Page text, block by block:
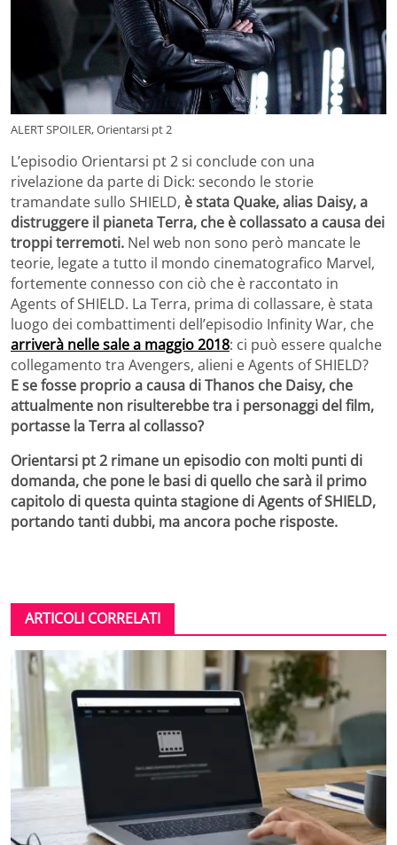
ALERT SPOILER, Orientarsi pt 2
L’episodio Orientarsi pt 2 si conclude con una
rivelazione da parte di Dick: secondo le storie
tramandate sullo SHIELD, è stata Quake, alias Daisy, a
distruggere il pianeta Terra, che è collassato a causa dei
troppi terremoti. Nel web non sono però mancate le
teorie, legate a tutto il mondo cinematografico Marvel,
fortemente connesso con ciò che è raccontato in
Agents of SHIELD. La Terra, prima di collassare, è stata
luogo dei combattimenti dell’episodio Infinity War, che
arriverà nelle sale a maggio 2018: ci può essere qualche
collegamento tra Avengers, alieni e Agents of SHIELD?
E se fosse proprio a causa di Thanos che Daisy, che
attualmente non risulterebbe tra i personaggi del film,
portasse la Terra al collasso?
Orientarsi pt 2 rimane un episodio con molti punti di
domanda, che pone le basi di quello che sarà il primo
capitolo di questa quinta stagione di Agents of SHIELD,
portando tanti dubbi, ma ancora poche risposte.
ARTICOLI CORRELATI